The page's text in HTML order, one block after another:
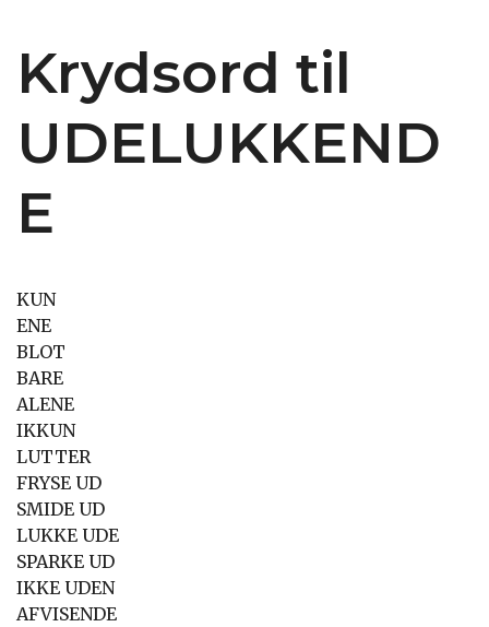
Krydsord til
UDELUKKEND
E
KUN
ENE
BLOT
BARE
ALENE
IKKUN
LUTTER
FRYSE UD
SMIDE UD
LUKKE UDE
SPARKE UD
IKKE UDEN
AFVISENDE